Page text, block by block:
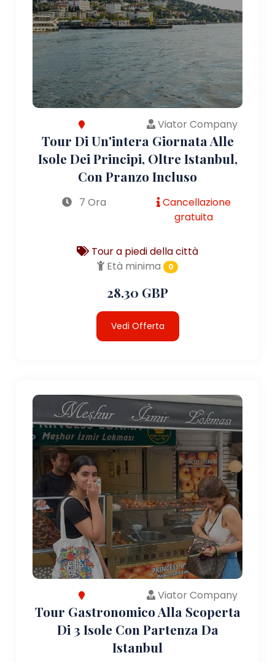
Viator Company
Tour Di Un'intera Giornata Alle
Isole Dei Principi, Oltre Istanbul,
Con Pranzo Incluso
7 Ora
Cancellazione
gratuita
Tour a piedi della città
Età minima
0
28.30 GBP
Vedi Offerta
Viator Company
Tour Gastronomico Alla Scoperta
Di 3 Isole Con Partenza Da
Istanbul